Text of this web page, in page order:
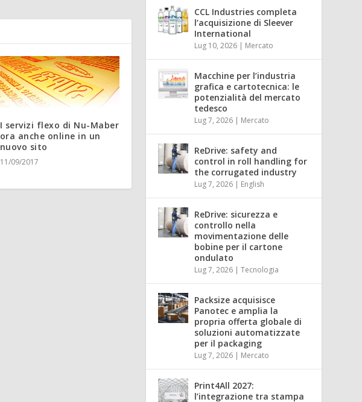
I servizi flexo di Nu-Maber
ora anche online in un
nuovo sito
11/09/2017
CCL Industries completa
l’acquisizione di Sleever
International
Lug 10, 2026 | Mercato
Macchine per l’industria
grafica e cartotecnica: le
potenzialità del mercato
tedesco
Lug 7, 2026 | Mercato
ReDrive: safety and
control in roll handling for
the corrugated industry
Lug 7, 2026 | English
ReDrive: sicurezza e
controllo nella
movimentazione delle
bobine per il cartone
ondulato
Lug 7, 2026 |Tecnologia
Packsize acquisisce
Panotec e amplia la
propria offerta globale di
soluzioni automatizzate
per il packaging
Lug 7, 2026 | Mercato
Print4All 2027:
l’integrazione tra stampa